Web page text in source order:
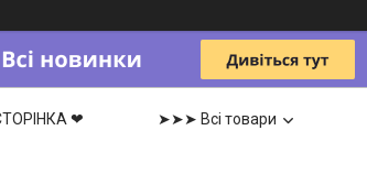
❤ ➤➤➤ Всі товари